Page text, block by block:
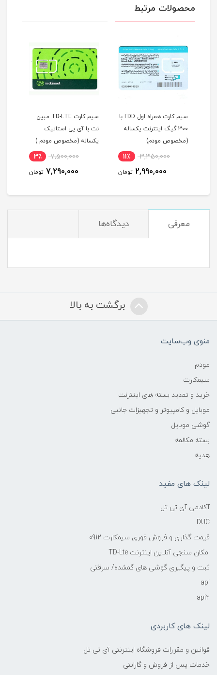
محصولات مرتبط
سیم کارت همراه اول FDD با
گیگ اینترنت یکساله
مودم)
11٪
تومان
سیم کارت TD-LTE مبین
نت با آی پی استاتیک
یکساله (مخصوص مودم )
7,500,000 3٪
تومان
l01/s (پک اصلی پلمپ)
12,000,000
معرفی دیدگاه‌ها
برگشت به بالا
منوی وب‌سایت
مودم
سیمکارت
خرید و تمدید بسته های اینترنت
موبایل و کامپیوتر و تجهیزات جانبی
گوشی موبایل
بسته مکالمه
هدیه
لینک های مفید
آکادمی آی تی تل
DUC
قیمت گذاری و فروش فوری سیمکارت 0912
امکان سنجی آنلاین اینترنت TD-Lte
ثبت و پیگیری گوشی های گمشده/ سرقتی
api
api2
لینک های کاربردی
قوانین و مقررات فروشگاه اینترنتی آی تی تل
خدمات پس از فروش و گارانتی